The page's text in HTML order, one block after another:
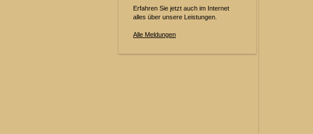
Erfahren Sie jetzt auch im Internet
alles über unsere Leistungen.
Alle Meldungen